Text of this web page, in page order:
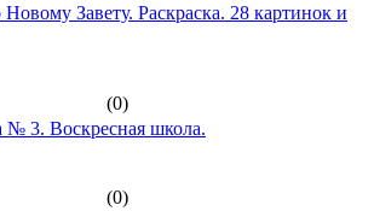
Завету. Раскраска. 28 картинок и
(0)
№ 3. Воскресная школа.
(0)